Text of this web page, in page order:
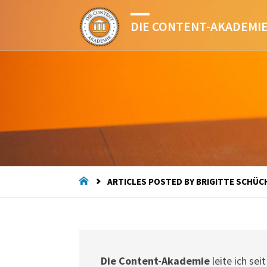
DIE CONTENT-AKADEMIE
HOMEARTICLES POSTED BY BRIGITTE
Die Content-Akademie leite ich